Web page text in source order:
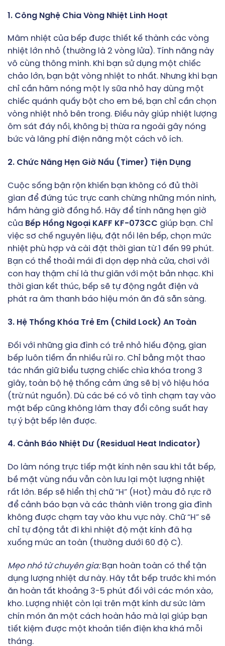
1. Công Nghệ Chia Vòng Nhiệt Linh Hoạt
Mâm nhiệt của bếp được thiết kế thành các vòng
nhiệt lớn nhỏ (thường là 2 vòng lửa). Tính năng này
vô cùng thông minh. Khi bạn sử dụng một chiếc
chảo lớn, bạn bật vòng nhiệt to nhất. Nhưng khi bạn
chỉ cần hâm nóng một ly sữa nhỏ hay dùng một
chiếc quánh quấy bột cho em bé, bạn chỉ cần chọn
vòng nhiệt nhỏ bên trong. Điều này giúp nhiệt lượng
ôm sát đáy nồi, không bị thừa ra ngoài gây nóng
bức và lãng phí điện năng một cách vô ích.
2. Chức Năng Hẹn Giờ Nấu (Timer) Tiện Dụng
Cuộc sống bận rộn khiến bạn không có đủ thời
gian để đứng túc trực canh chừng những món ninh,
hầm hàng giờ đồng hồ. Hãy để tính năng hẹn giờ
của Bếp Hồng Ngoại KAFF KF-073CC giúp bạn. Chỉ
việc sơ chế nguyên liệu, đặt nồi lên bếp, chọn mức
nhiệt phù hợp và cài đặt thời gian từ 1 đến 99 phút.
Bạn có thể thoải mái đi dọn dẹp nhà cửa, chơi với
con hay thậm chí là thư giãn với một bản nhạc. Khi
thời gian kết thúc, bếp sẽ tự động ngắt điện và
phát ra âm thanh báo hiệu món ăn đã sẵn sàng.
3. Hệ Thống Khóa Trẻ Em (Child Lock) An Toàn
Đối với những gia đình có trẻ nhỏ hiếu động, gian
bếp luôn tiềm ẩn nhiều rủi ro. Chỉ bằng một thao
tác nhấn giữ biểu tượng chiếc chìa khóa trong 3
giây, toàn bộ hệ thống cảm ứng sẽ bị vô hiệu hóa
(trừ nút nguồn). Dù các bé có vô tình chạm tay vào
mặt bếp cũng không làm thay đổi công suất hay
tự ý bật bếp lên được.
4. Cảnh Báo Nhiệt Dư (Residual Heat Indicator)
Do làm nóng trực tiếp mặt kính nên sau khi tắt bếp,
bề mặt vùng nấu vẫn còn lưu lại một lượng nhiệt
rất lớn. Bếp sẽ hiển thị chữ “H” (Hot) màu đỏ rực rỡ
để cảnh báo bạn và các thành viên trong gia đình
không được chạm tay vào khu vực này. Chữ “H” sẽ
chỉ tự động tắt đi khi nhiệt độ mặt kính đã hạ
xuống mức an toàn (thường dưới 60 độ C).
Mẹo nhỏ từ chuyên gia:Bạn hoàn toàn có thể tận
dụng lượng nhiệt dư này. Hãy tắt bếp trước khi món
ăn hoàn tất khoảng 3-5 phút đối với các món xào,
kho. Lượng nhiệt còn lại trên mặt kính dư sức làm
chín món ăn một cách hoàn hảo mà lại giúp bạn
tiết kiệm được một khoản tiền điện kha khá mỗi
tháng.